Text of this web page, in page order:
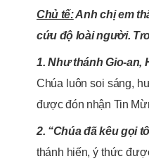
Chủ tế:Anh chị em
cứu độ loài người.
1. Như thánh Gio-an,
Chúa luôn soi sáng,
được đón nhận Tin
2. “Chúa đã kêu gọi
thánh hiến, ý thức